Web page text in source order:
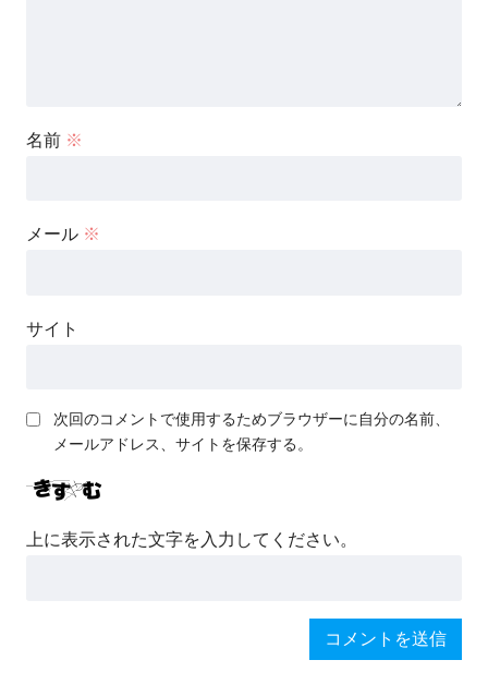
名前 ※
メール ※
サイト
次回のコメントで使用するためブラウザーに自分の名前、
メールアドレス、サイトを保存する。
上に表示された文字を入力してください。